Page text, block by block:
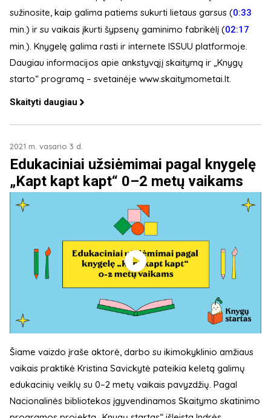
sužinosite, kaip galima patiems sukurti lietaus garsus (0:33
min.) ir su vaikais įkurti šypsenų gaminimo fabrikėlį (02:17
min.). Knygelę galima rasti ir internete ISSUU platformoje.
Daugiau informacijos apie ankstyvąjį skaitymą ir „Knygų
starto“ programą – svetainėje www.skaitymometai.lt.
Skaityti daugiau
2021 m. vasario 3 d.
Edukaciniai užsiėmimai pagal knygelę
„Kapt kapt kapt“ 0–2 metų vaikams
Šiame vaizdo įraše aktorė, darbo su ikimokyklinio amžiaus
vaikais praktikė Kristina Savickytė pateikia keletą galimų
edukacinių veiklų su 0–2 metų vaikais pavyzdžių. Pagal
Nacionalinės bibliotekos įgyvendinamos Skaitymo skatinimo